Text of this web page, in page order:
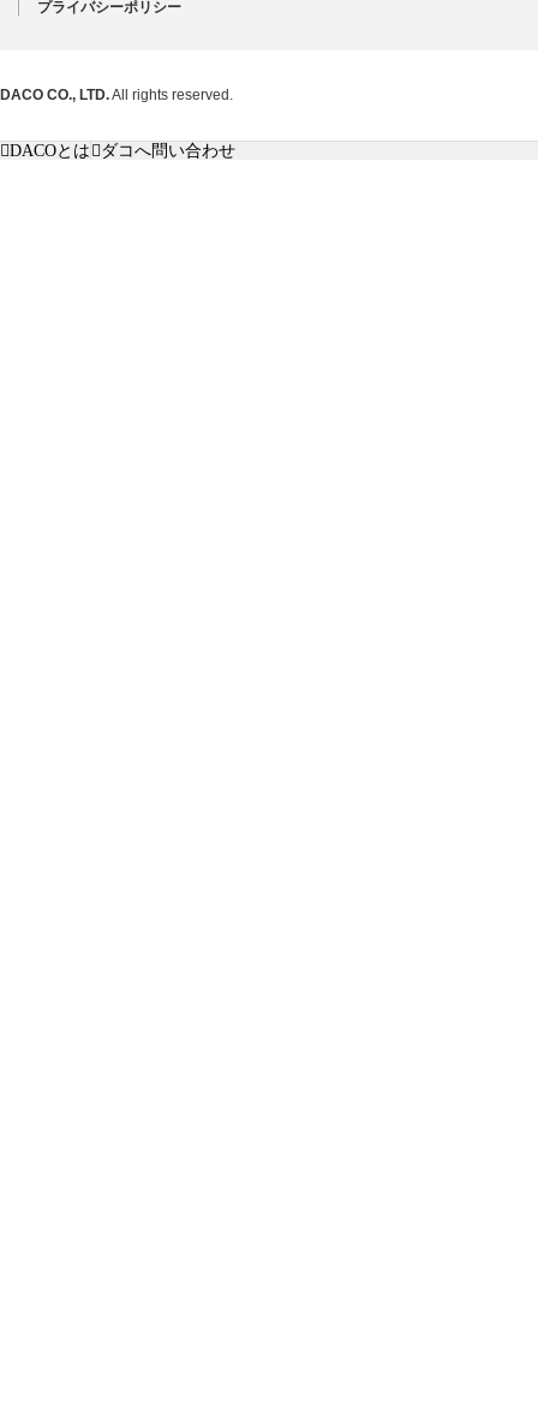
プライバシーポリシー
DACO CO., LTD.All rights reserved.
DACOとは ダコへ問い合わせ